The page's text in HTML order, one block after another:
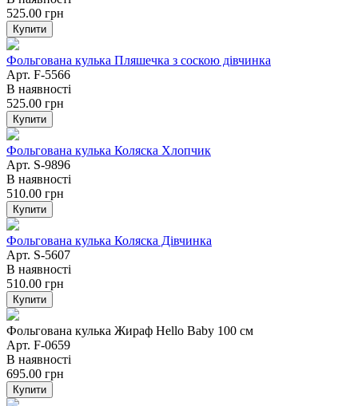
525.00 грн
Купити
Фольгована кулька Пляшечка з соскою дівчинка
Арт. F-5566
В наявності
525.00 грн
Купити
Фольгована кулька Коляска Хлопчик
Арт. S-9896
В наявності
510.00 грн
Купити
Фольгована кулька Коляска Дівчинка
Арт. S-5607
В наявності
510.00 грн
Купити
Фольгована кулька Жираф Hello Baby 100 см
Арт. F-0659
В наявності
695.00 грн
Купити